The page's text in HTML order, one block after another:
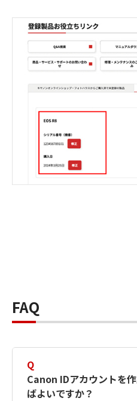
FAQ
Q
Canon IDアカウントを
ばよいですか？